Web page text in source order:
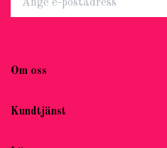
Om oss
Kundtjänst